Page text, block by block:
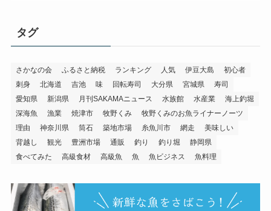
タグ
さかなの会 ふるさと納税 ランキング 人気 伊豆大島
初心者
刺身
北海道 吉池 味 回転寿司 大分県 宮城県
寿司
愛知県
新潟県 月刊SAKAMAニュース 水族館 水産業
海上釣堀
深海魚
漁業 焼津市 牧野くみ
牧野くみのお魚ライナーノーツ
理由
神奈川県 筒石 築地市場 糸魚川市 網走
美味しい
背越し
観光 豊洲市場 通販 釣り 釣り堀
静岡県
食べてみた
高級食材 高級魚 魚 魚ビジネス 魚料理